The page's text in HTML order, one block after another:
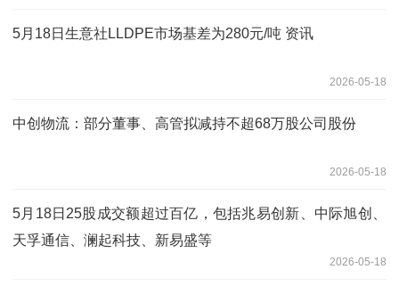
5月18日生意社LLDPE市场基差为280元/吨 资讯
2026-05-18
中创物流：部分董事、高管拟减持不超68万股公司股份
2026-05-18
5月18日25股成交额超过百亿，包括兆易创新、中际旭创、
天孚通信、澜起科技、新易盛等
2026-05-18